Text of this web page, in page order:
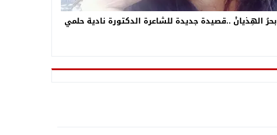
بحرُ الهِذيانْ ..قصيدة جديدة للشاعرة الدكتورة نادية حلمي